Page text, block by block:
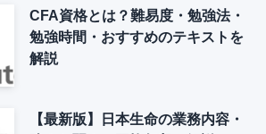
CFA資格とは？難易度・勉強法・
勉強時間・おすすめのテキストを
解説
【最新版】日本生命の業務内容・